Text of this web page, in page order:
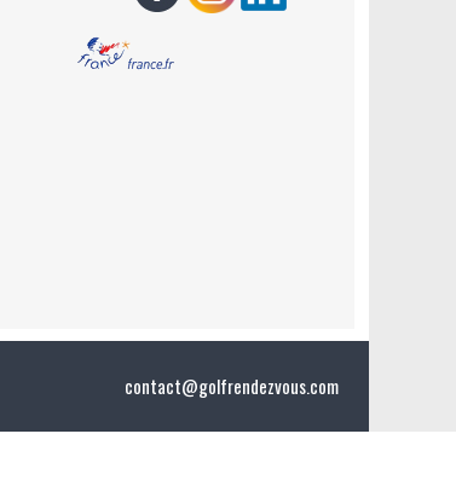
contact@golfrendezvous.com